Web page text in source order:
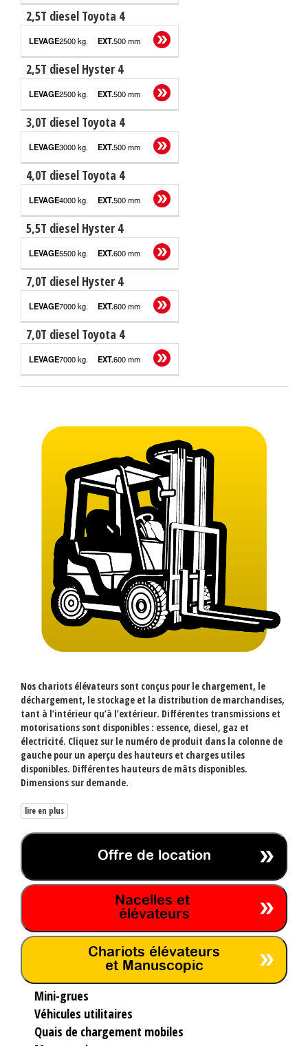
2,5T diesel Toyota 4
2500 kg. 500 mm
2,5T diesel Hyster 4
2500 kg. 500 mm
3,0T diesel Toyota 4
3000 kg. 500 mm
4,0T diesel Toyota 4
4000 kg. 500 mm
5,5T diesel Hyster 4
5500 kg. 600 mm
7,0T diesel Hyster 4
7000 kg. 600 mm
7,0T diesel Toyota 4
7000 kg. 600 mm
Nos chariots élévateurs sont conçus pour le chargement, le
déchargement, le stockage et la distribution de marchandises,
tant à l’intérieur qu’à l’extérieur. Différentes transmissions et
motorisations sont disponibles : essence, diesel, gaz et
électricité. Cliquez sur le numéro de produit dans la colonne de
gauche pour un aperçu des hauteurs et charges utiles
disponibles. Différentes hauteurs de mâts disponibles.
Dimensions sur demande.
lire en plus
Offre de location
Nacelles et
élévateurs
Chariots élévateurs
et Manuscopic
Mini-grues
Véhicules utilitaires
Quais de chargement mobiles